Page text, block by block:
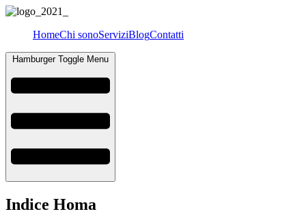
HomeChi sonoServiziBlogContatti
Hamburger Toggle Menu
Indice Homa